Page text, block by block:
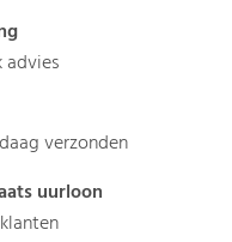
advies
verzonden
uurloon